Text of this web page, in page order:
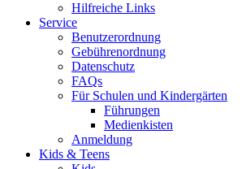
Hilfreiche Links
Service
Benutzerordnung
Gebührenordnung
Datenschutz
FAQs
Für Schulen und Kindergärten
Führungen
Medienkisten
Anmeldung
Kids & Teens